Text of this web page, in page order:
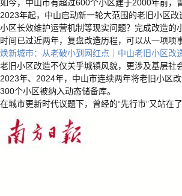
如今，中山市有超过600个小区建于2000年前，
2023年起，中山启动新一轮大范围的老旧小区
小区长效维护运营机制等现实问题？完成改造的
时间已过近两年，复盘改造历程，可以从一项项
焕新城市：从老破小到网红点｜中山老旧小区改
老旧小区改造不仅关乎城镇风貌，更涉及基层社
2023年、2024年，中山市连续两年将老旧小区
300个小区被纳入动态储备库。
在城市更新时代议题下，曾经的“先行市”又站在了